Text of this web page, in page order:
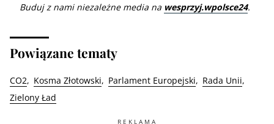
Buduj z nami niezależne media na wesprzyj.wpolsce24.
Powiązane tematy
CO2 Kosma Złotowski Parlament Europejski
Rada Unii
Zielony Ład